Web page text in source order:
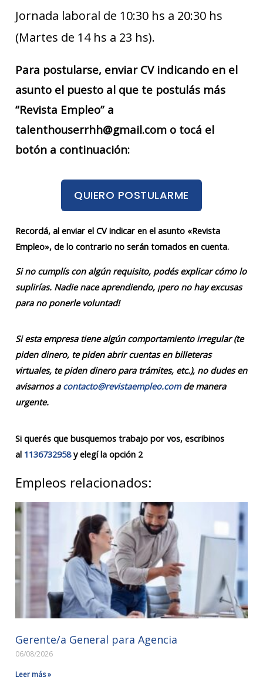
Jornada laboral de 10:30 hs a 20:30 hs
(Martes de 14 hs a 23 hs).
Para postularse, enviar CV indicando en el
asunto el puesto al que te postulás más
“Revista Empleo” a
talenthouserrhh@gmail.com o tocá el
botón a continuación:
QUIERO POSTULARME
Recordá, al enviar el CV indicar en el asunto «Revista
Empleo», de lo contrario no serán tomados en cuenta.
Si no cumplís con algún requisito, podés explicar cómo lo
suplirías. Nadie nace aprendiendo, ¡pero no hay excusas
para no ponerle voluntad!
Si esta empresa tiene algún comportamiento irregular (te
piden dinero, te piden abrir cuentas en billeteras
virtuales, te piden dinero para trámites, etc.), no dudes en
avisarnos a contacto@revistaempleo.comde manera
urgente.
Si querés que busquemos trabajo por vos, escribinos
al 1136732958y elegí la opción 2
Empleos relacionados:
Gerente/a General para Agencia
06/08/2026
Leer más »